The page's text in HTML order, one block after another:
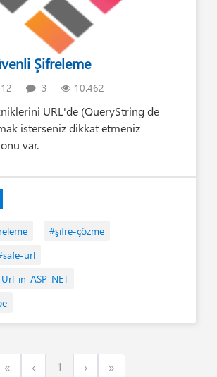
Şifreleme
3 10.462
URL'de (QueryString de
isterseniz dikkat etmeniz
var.
#şifre-çözme
url
in-ASP-NET
«First ‹Previous
1 ›Next»Last